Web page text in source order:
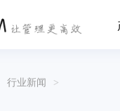
行业新闻 >